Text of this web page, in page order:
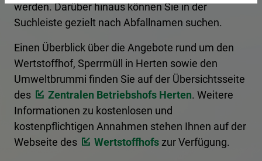
werden. Darüber hinaus können Sie in der
Suchleiste gezielt nach Abfallnamen suchen.
Einen Überblick über die Angebote rund um den
Wertstoffhof, Sperrmüll in Herten sowie den
Umweltbrummi finden Sie auf der Übersichtsseite
des
Zentralen Betriebshofs Herten. Weitere
Informationen zu kostenlosen und
kostenpflichtigen Annahmen stehen Ihnen auf der
Webseite des
Wertstoffhofs zur Verfügung.